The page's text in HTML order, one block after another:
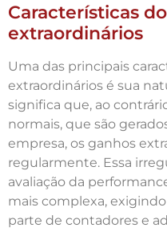
Características
extraordinários
Uma das principais
extraordinários é sua
significa que, ao
normais, que são
empresa, os ganhos
regularmente. Essa
avaliação da
mais complexa,
parte de contadores e